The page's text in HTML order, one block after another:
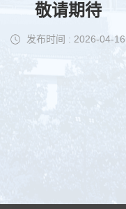
敬请期待
发布时间 : 2026-04-16